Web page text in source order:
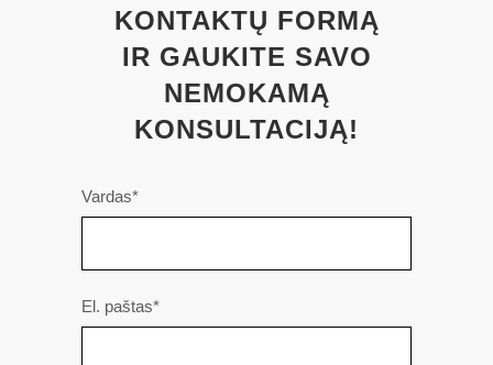
KONTAKTŲ FORMĄ
IR GAUKITE SAVO
NEMOKAMĄ
KONSULTACIJĄ!
Vardas*
El. paštas*